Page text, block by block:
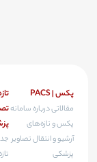
پکس | PACS
مقالاتی درباره سامانه
پکس و تازه‌های
آرشیو و انتقال تصاویر
پزشکی